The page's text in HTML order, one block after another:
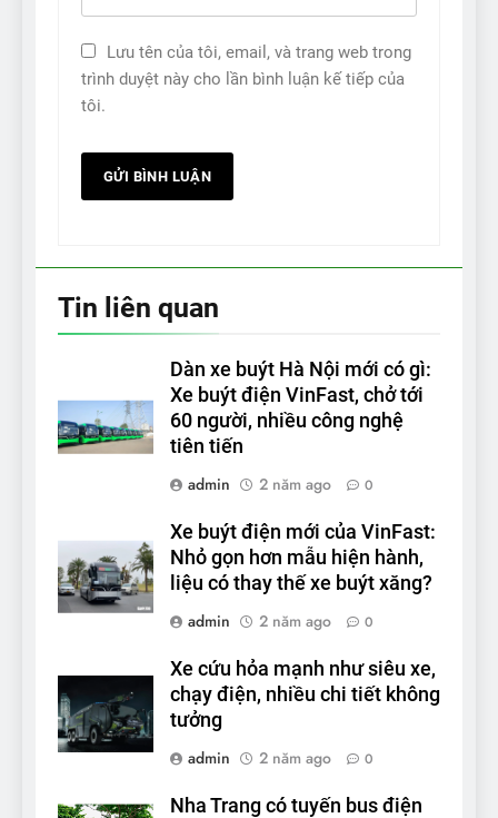
Lưu tên của tôi, email, và trang web trong
trình duyệt này cho lần bình luận kế tiếp của
tôi.
Tin liên quan
Dàn xe buýt Hà Nội mới có gì:
Xe buýt điện VinFast, chở tới
60 người, nhiều công nghệ
tiên tiến
admin
2 năm ago 0
Xe buýt điện mới của VinFast:
Nhỏ gọn hơn mẫu hiện hành,
liệu có thay thế xe buýt xăng?
admin
2 năm ago 0
Xe cứu hỏa mạnh như siêu xe,
chạy điện, nhiều chi tiết không
tưởng
admin
2 năm ago 0
Nha Trang có tuyến bus điện